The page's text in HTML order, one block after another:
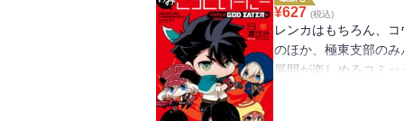
¥627 (税込)
レンカはもちろん、
のほか、極東支部の
展開が楽しめるコミ